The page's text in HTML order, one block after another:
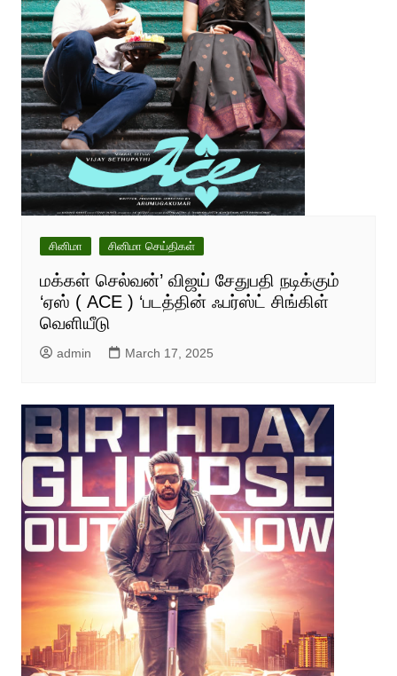
சினிமா சினிமா செய்திகள்
மக்கள் செல்வன்’ விஜய் சேதுபதி நடிக்கும்
‘ஏஸ் ( ACE ) ‘படத்தின் ஃபர்ஸ்ட் சிங்கிள்
வெளியீடு
admin March 17, 2025